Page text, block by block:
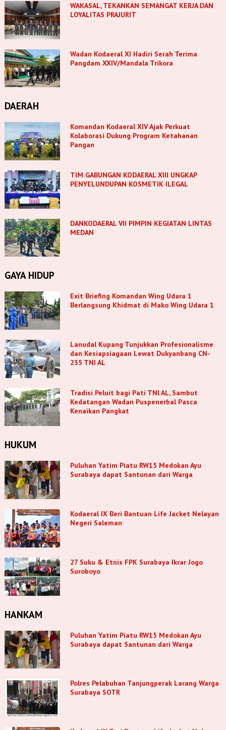
WAKASAL, TEKANKAN SEMANGAT KERJA DAN
LOYALITAS PRAJURIT
Wadan Kodaeral XI Hadiri Serah Terima
Pangdam XXIV/Mandala Trikora
DAERAH
Komandan Kodaeral XIV Ajak Perkuat
Kolaborasi Dukung Program Ketahanan
Pangan
TIM GABUNGAN KODAERAL XIII UNGKAP
PENYELUNDUPAN KOSMETIK ILEGAL
DANKODAERAL VII PIMPIN KEGIATAN LINTAS
MEDAN
GAYA HIDUP
Exit Briefing Komandan Wing Udara 1
Berlangsung Khidmat di Mako Wing Udara 1
Lanudal Kupang Tunjukkan Profesionalisme
dan Kesiapsiagaan Lewat Dukyanbang CN-
235 TNI AL
Tradisi Peluit bagi Pati TNl AL, Sambut
Kedatangan Wadan Puspenerbal Pasca
Kenaikan Pangkat
HUKUM
Puluhan Yatim Piatu RW15 Medokan Ayu
Surabaya dapat Santunan dari Warga
Kodaeral IX Beri Bantuan Life Jacket Nelayan
Negeri Saleman
27 Suku & Etnis FPK Surabaya Ikrar Jogo
Suroboyo
HANKAM
Puluhan Yatim Piatu RW15 Medokan Ayu
Surabaya dapat Santunan dari Warga
Polres Pelabuhan Tanjungperak Larang Warga
Surabaya SOTR